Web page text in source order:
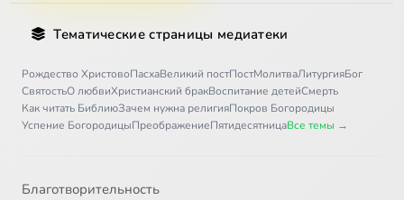
Тематические страницы медиатеки
Рождество ХристовоПасхаВеликий постПостМолитваЛитургияБог
СвятостьО любвиХристианский бракВоспитание детейСмерть
Как читать БиблиюЗачем нужна религияПокров Богородицы
Успение БогородицыПреображениеПятидесятницаВсе темы →
Благотворительность